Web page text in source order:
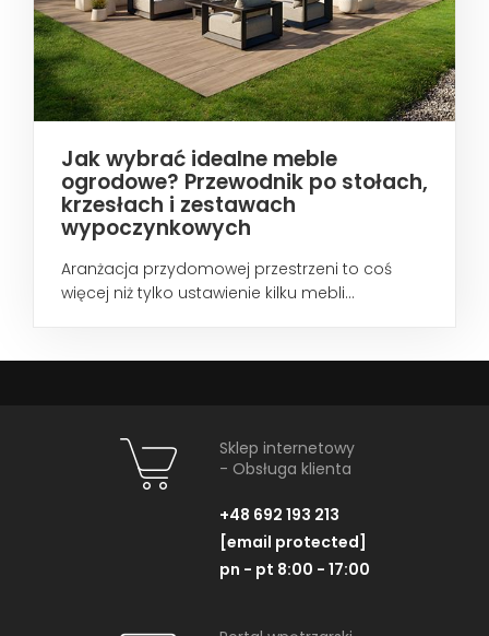
Jak wybrać idealne meble
ogrodowe? Przewodnik po stołach,
krzesłach i zestawach
wypoczynkowych
Aranżacja przydomowej przestrzeni to coś
więcej niż tylko ustawienie kilku mebli...
Sklep internetowy
- Obsługa klienta
+48 692 193 213
[email protected]
pn - pt 8:00 - 17:00